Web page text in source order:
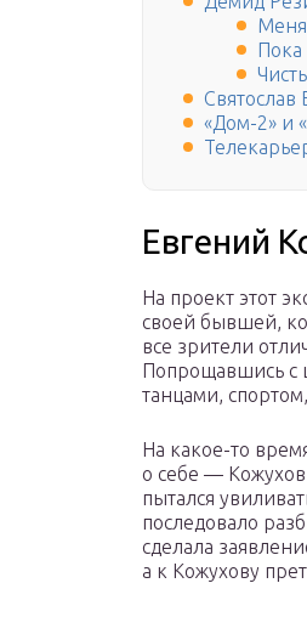
Меня
Пока
Святослав
«Дом-2» и
Евгений
На проект этот
своей бывшей,
все зрители
Попрощавшись с
танцами,
На какое-то
о себе —
пытался
последовало
сделала
а к Кожухову